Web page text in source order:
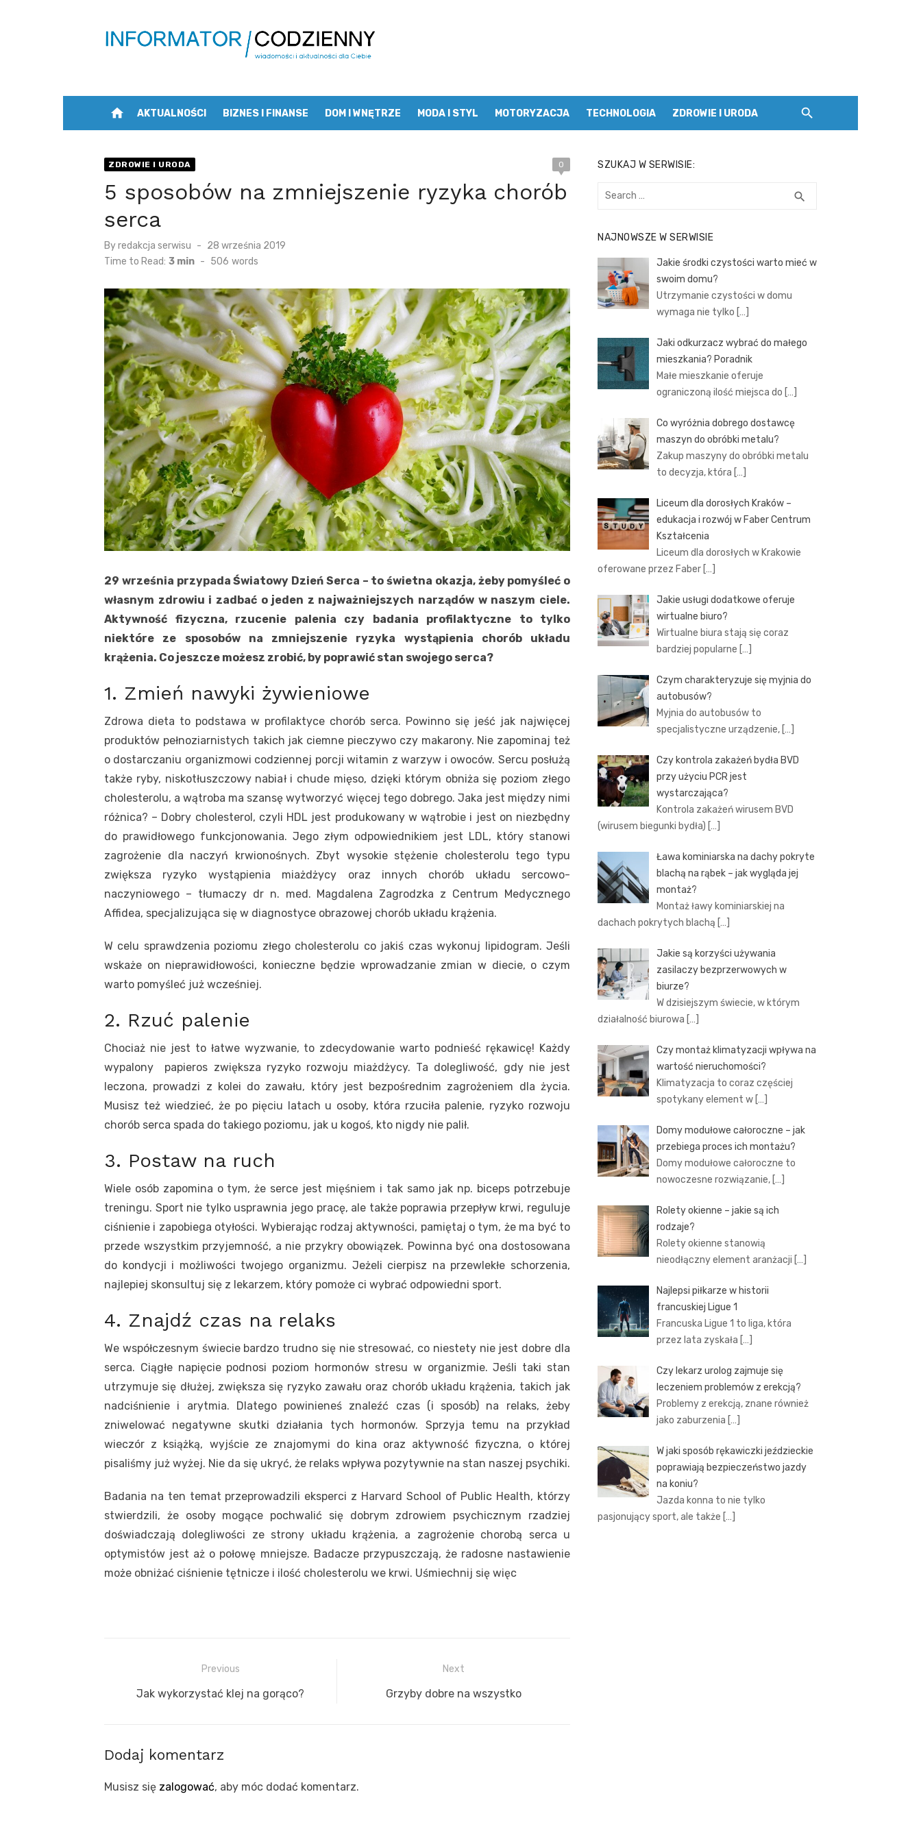
home AKTUALNOŚCI BIZNES I FINANSE DOM I WNĘTRZE MODA I STYL MOTORYZACJA TECHNOLOGIA ZDROWIE I URODA
ZDROWIE I URODA 0
5 sposobów na zmniejszenie ryzyka chorób
serca
Byredakcja serwisu
Posted
on
28 września 2019
Time to Read: 3 min - 506 words
29 września przypada Światowy Dzień Serca – to świetna okazja, żeby pomyśleć o
własnym zdrowiu i zadbać o jeden z najważniejszych narządów w naszym ciele.
Aktywność fizyczna, rzucenie palenia czy badania profilaktyczne to tylko
niektóre ze sposobów na zmniejszenie ryzyka wystąpienia chorób układu
krążenia. Co jeszcze możesz zrobić, by poprawić stan swojego serca?
1. Zmień nawyki żywieniowe
Zdrowa dieta to podstawa w profilaktyce chorób serca. Powinno się jeść jak najwięcej
produktów pełnoziarnistych takich jak ciemne pieczywo czy makarony. Nie zapominaj też
o dostarczaniu organizmowi codziennej porcji witamin z warzyw i owoców. Sercu posłużą
także ryby, niskotłuszczowy nabiał i chude mięso, dzięki którym obniża się poziom złego
cholesterolu, a wątroba ma szansę wytworzyć więcej tego dobrego. Jaka jest między nimi
różnica? – Dobry cholesterol, czyli HDL jest produkowany w wątrobie i jest on niezbędny
do prawidłowego funkcjonowania. Jego złym odpowiednikiem jest LDL, który stanowi
zagrożenie dla naczyń krwionośnych. Zbyt wysokie stężenie cholesterolu tego typu
zwiększa ryzyko wystąpienia miażdżycy oraz innych chorób układu sercowo-
naczyniowego – tłumaczy dr n. med. Magdalena Zagrodzka z Centrum Medycznego
Affidea, specjalizująca się w diagnostyce obrazowej chorób układu krążenia.
W celu sprawdzenia poziomu złego cholesterolu co jakiś czas wykonuj lipidogram. Jeśli
wskaże on nieprawidłowości, konieczne będzie wprowadzanie zmian w diecie, o czym
warto pomyśleć już wcześniej.
2. Rzuć palenie
Chociaż nie jest to łatwe wyzwanie, to zdecydowanie warto podnieść rękawicę! Każdy
wypalony papieros zwiększa ryzyko rozwoju miażdżycy. Ta dolegliwość, gdy nie jest
leczona, prowadzi z kolei do zawału, który jest bezpośrednim zagrożeniem dla życia.
Musisz też wiedzieć, że po pięciu latach u osoby, która rzuciła palenie, ryzyko rozwoju
chorób serca spada do takiego poziomu, jak u kogoś, kto nigdy nie palił.
3. Postaw na ruch
Wiele osób zapomina o tym, że serce jest mięśniem i tak samo jak np. biceps potrzebuje
treningu. Sport nie tylko usprawnia jego pracę, ale także poprawia przepływ krwi, reguluje
ciśnienie i zapobiega otyłości. Wybierając rodzaj aktywności, pamiętaj o tym, że ma być to
przede wszystkim przyjemność, a nie przykry obowiązek. Powinna być ona dostosowana
do kondycji i możliwości twojego organizmu. Jeżeli cierpisz na przewlekłe schorzenia,
najlepiej skonsultuj się z lekarzem, który pomoże ci wybrać odpowiedni sport.
4. Znajdź czas na relaks
We współczesnym świecie bardzo trudno się nie stresować, co niestety nie jest dobre dla
serca. Ciągłe napięcie podnosi poziom hormonów stresu w organizmie. Jeśli taki stan
utrzymuje się dłużej, zwiększa się ryzyko zawału oraz chorób układu krążenia, takich jak
nadciśnienie i arytmia. Dlatego powinieneś znaleźć czas (i sposób) na relaks, żeby
zniwelować negatywne skutki działania tych hormonów. Sprzyja temu na przykład
wieczór z książką, wyjście ze znajomymi do kina oraz aktywność fizyczna, o której
pisaliśmy już wyżej. Nie da się ukryć, że relaks wpływa pozytywnie na stan naszej psychiki.
Badania na ten temat przeprowadzili eksperci z Harvard School of Public Health, którzy
stwierdzili, że osoby mogące pochwalić się dobrym zdrowiem psychicznym rzadziej
doświadczają dolegliwości ze strony układu krążenia, a zagrożenie chorobą serca u
optymistów jest aż o połowę mniejsze. Badacze przypuszczają, że radosne nastawienie
może obniżać ciśnienie tętnicze i ilość cholesterolu we krwi. Uśmiechnij się więc
wpisu
Previous
Previous
Jak wykorzystać klej na gorąco?
Next
Next
Grzyby dobre na wszystko
Dodaj komentarz
Musisz się zalogować, aby móc dodać komentarz.
SZUKAJ W SERWISIE:
Search
search
NAJNOWSZE W SERWISIE
Jakie środki czystości warto mieć w
swoim domu?
Utrzymanie czystości w domu
wymaga nie tylko […]
Jaki odkurzacz wybrać do małego
mieszkania? Poradnik
Małe mieszkanie oferuje
ograniczoną ilość miejsca do […]
Co wyróżnia dobrego dostawcę
maszyn do obróbki metalu?
Zakup maszyny do obróbki metalu
to decyzja, która […]
Liceum dla dorosłych Kraków –
edukacja i rozwój w Faber Centrum
Kształcenia
Liceum dla dorosłych w Krakowie
oferowane przez Faber […]
Jakie usługi dodatkowe oferuje
wirtualne biuro?
Wirtualne biura stają się coraz
bardziej popularne […]
Czym charakteryzuje się myjnia do
autobusów?
Myjnia do autobusów to
specjalistyczne urządzenie, […]
Czy kontrola zakażeń bydła BVD
przy użyciu PCR jest
wystarczająca?
Kontrola zakażeń wirusem BVD
(wirusem biegunki bydła) […]
Ława kominiarska na dachy pokryte
blachą na rąbek – jak wygląda jej
montaż?
Montaż ławy kominiarskiej na
dachach pokrytych blachą […]
Jakie są korzyści używania
zasilaczy bezprzerwowych w
biurze?
W dzisiejszym świecie, w którym
działalność biurowa […]
Czy montaż klimatyzacji wpływa na
wartość nieruchomości?
Klimatyzacja to coraz częściej
spotykany element w […]
Domy modułowe całoroczne – jak
przebiega proces ich montażu?
Domy modułowe całoroczne to
nowoczesne rozwiązanie, […]
Rolety okienne – jakie są ich
rodzaje?
Rolety okienne stanowią
nieodłączny element aranżacji […]
Najlepsi piłkarze w historii
francuskiej Ligue 1
Francuska Ligue 1 to liga, która
przez lata zyskała […]
Czy lekarz urolog zajmuje się
leczeniem problemów z erekcją?
Problemy z erekcją, znane również
jako zaburzenia […]
W jaki sposób rękawiczki jeździeckie
poprawiają bezpieczeństwo jazdy
na koniu?
Jazda konna to nie tylko
pasjonujący sport, ale także […]